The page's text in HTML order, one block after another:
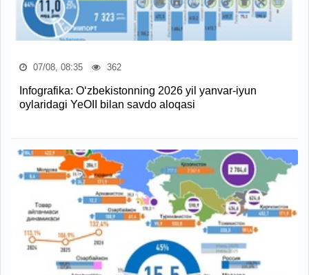
07/08, 08:35 362
Infografika: O‘zbekistonning 2026 yil yanvar-iyun
oylaridagi YeOII bilan savdo aloqasi